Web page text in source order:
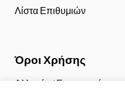
Λίστα Επιθυμιών
Όροι Χρήσης
Αλλαγές / Επιστροφές